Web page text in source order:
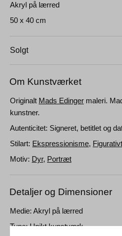
Akryl på lærred
50 x 40 cm
Solgt
Om Kunstværket
Originalt Mads Edinger maleri.
kunstner.
Autenticitet: Signeret, betitlet og
Stilart: Ekspressionisme, Figurativt
Motiv: Dyr, Portræt
Detaljer og Dimensioner
Medie: Akryl på lærred
Type: Unikt kunstværk